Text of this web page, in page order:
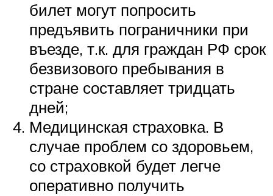
билет могут попросить
предъявить пограничники при
въезде, т.к. для граждан РФ срок
безвизового пребывания в
стране составляет тридцать
дней;
Медицинская страховка. В
случае проблем со здоровьем,
со страховкой будет легче
оперативно получить